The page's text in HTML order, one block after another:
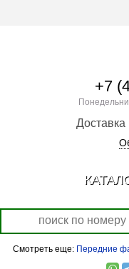
Смотреть еще: Передние
+7
Доставка